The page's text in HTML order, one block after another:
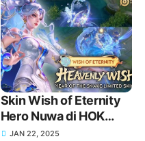
Skin Wish of Eternity
Hero Nuwa di HOK
Akan Rilis Tanggal dan
JAN 22, 2025